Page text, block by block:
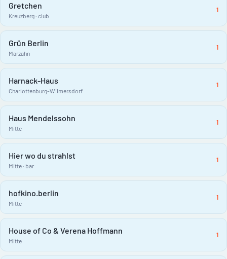
Gretchen
Kreuzberg · club
1
Grün Berlin
Marzahn
1
Harnack-Haus
Charlottenburg-Wilmersdorf
1
Haus Mendelssohn
Mitte
1
Hier wo du strahlst
Mitte · bar
1
hofkino.berlin
Mitte
1
House of Co & Verena Hoffmann
Mitte
1